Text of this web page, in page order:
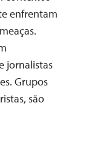
enfrentam
jornalistas
Grupos
são